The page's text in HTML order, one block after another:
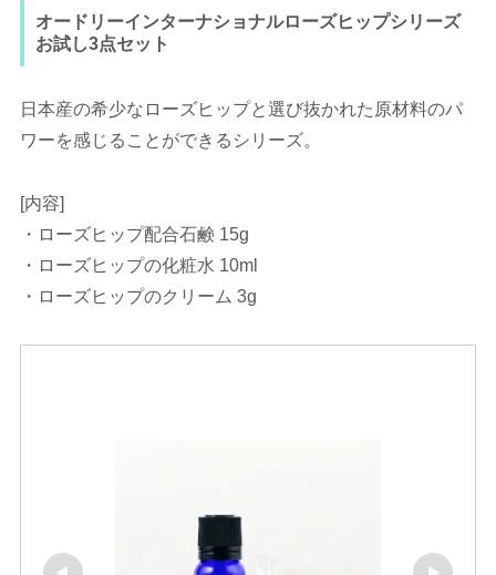
オードリーインターナショナルローズヒップシリーズ
お試し3点セット
日本産の希少なローズヒップと選び抜かれた原材料のパ
ワーを感じることができるシリーズ。
[内容]
・ローズヒップ配合石鹸 15g
・ローズヒップの化粧水 10ml
・ローズヒップのクリーム 3g